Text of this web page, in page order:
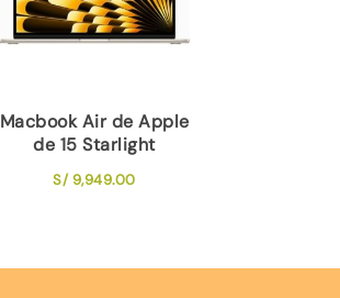
Macbook Air de Apple
de 15 Starlight
S/ 9,949.00